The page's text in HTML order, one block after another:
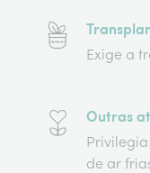
Exige a
Outras
de ar